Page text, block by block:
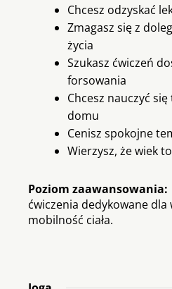
Chcesz odzyskać
Zmagasz się z
życia
Szukasz ćwiczeń
forsowania
Chcesz nauczyć
domu
Cenisz spokojne
Wierzysz, że wiek
Poziom zaawansowania:
ćwiczenia dedykowane
mobilność ciała.